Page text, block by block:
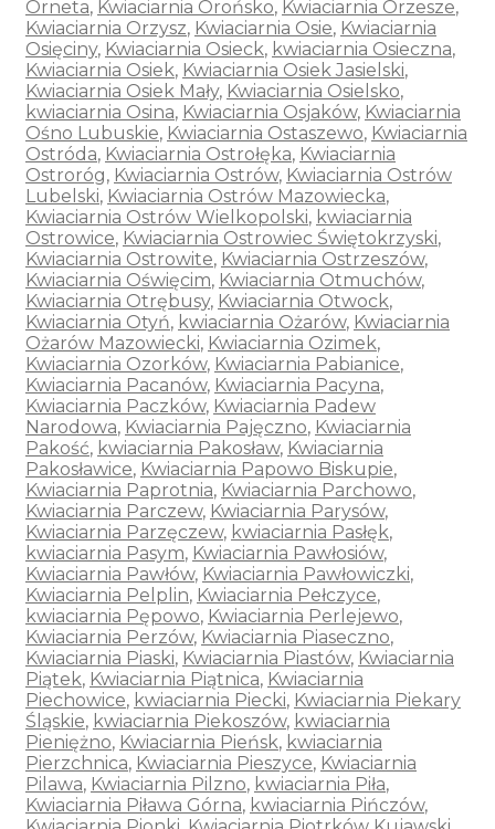
Orneta, Kwiaciarnia Orońsko, Kwiaciarnia Orzesze,
Kwiaciarnia Orzysz, Kwiaciarnia Osie, Kwiaciarnia
Osięciny, Kwiaciarnia Osieck, kwiaciarnia Osieczna,
Kwiaciarnia Osiek, Kwiaciarnia Osiek Jasielski,
Kwiaciarnia Osiek Mały, Kwiaciarnia Osielsko,
kwiaciarnia Osina, Kwiaciarnia Osjaków, Kwiaciarnia
Ośno Lubuskie, Kwiaciarnia Ostaszewo, Kwiaciarnia
Ostróda, Kwiaciarnia Ostrołęka, Kwiaciarnia
Ostroróg, Kwiaciarnia Ostrów, Kwiaciarnia Ostrów
Lubelski, Kwiaciarnia Ostrów Mazowiecka,
Kwiaciarnia Ostrów Wielkopolski, kwiaciarnia
Ostrowice, Kwiaciarnia Ostrowiec Świętokrzyski,
Kwiaciarnia Ostrowite, Kwiaciarnia Ostrzeszów,
Kwiaciarnia Oświęcim, Kwiaciarnia Otmuchów,
Kwiaciarnia Otrębusy, Kwiaciarnia Otwock,
Kwiaciarnia Otyń, kwiaciarnia Ożarów, Kwiaciarnia
Ożarów Mazowiecki, Kwiaciarnia Ozimek,
Kwiaciarnia Ozorków, Kwiaciarnia Pabianice,
Kwiaciarnia Pacanów, Kwiaciarnia Pacyna,
Kwiaciarnia Paczków, Kwiaciarnia Padew
Narodowa, Kwiaciarnia Pajęczno, Kwiaciarnia
Pakość, kwiaciarnia Pakosław, Kwiaciarnia
Pakosławice, Kwiaciarnia Papowo Biskupie,
Kwiaciarnia Paprotnia, Kwiaciarnia Parchowo,
Kwiaciarnia Parczew, Kwiaciarnia Parysów,
Kwiaciarnia Parzęczew, kwiaciarnia Pasłęk,
kwiaciarnia Pasym, Kwiaciarnia Pawłosiów,
Kwiaciarnia Pawłów, Kwiaciarnia Pawłowiczki,
Kwiaciarnia Pelplin, Kwiaciarnia Pełczyce,
kwiaciarnia Pępowo, Kwiaciarnia Perlejewo,
Kwiaciarnia Perzów, Kwiaciarnia Piaseczno,
Kwiaciarnia Piaski, Kwiaciarnia Piastów, Kwiaciarnia
Piątek, Kwiaciarnia Piątnica, Kwiaciarnia
Piechowice, kwiaciarnia Piecki, Kwiaciarnia Piekary
Śląskie, kwiaciarnia Piekoszów, kwiaciarnia
Pieniężno, Kwiaciarnia Pieńsk, kwiaciarnia
Pierzchnica, Kwiaciarnia Pieszyce, Kwiaciarnia
Pilawa, Kwiaciarnia Pilzno, kwiaciarnia Piła,
Kwiaciarnia Piława Górna, kwiaciarnia Pińczów,